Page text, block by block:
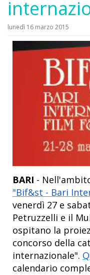
lunedì 16 marzo 2015
BARI -
"Bif&st - Bari
venerdì 27 e
Petruzzelli e il
ospitano la
concorso della
internazionale".
calendario